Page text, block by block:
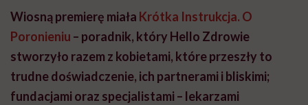
Wiosną premierę miała Krótka Instrukcja. O
Poronieniu – poradnik, który Hello Zdrowie
stworzyło razem z kobietami, które przeszły to
trudne doświadczenie, ich partnerami i bliskimi;
fundacjami oraz specjalistami – lekarzami